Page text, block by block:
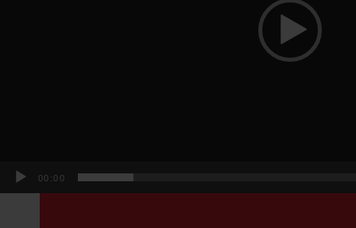
00:00